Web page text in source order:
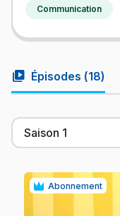
Communication
video_library Épisodes (18)
Abonnement